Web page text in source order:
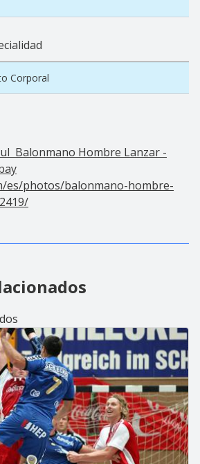
Corporal
Balonmano Hombre Lanzar -
es/photos/balonmano-hombre-